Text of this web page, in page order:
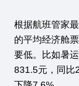
根据航班管家
的平均经济舱
要低。比如暑
831.5元，同比